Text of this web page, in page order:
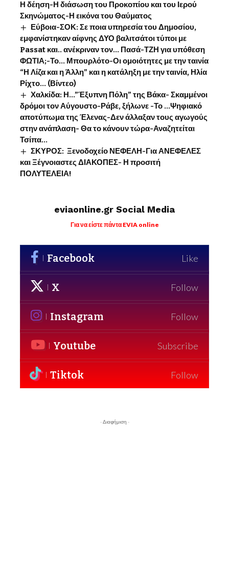
Η δέηση-Η διάσωση του Προκοπίου και του Ιερού
Σκηνώματος-Η εικόνα του Θαύματος
Εύβοια-ΣΟΚ: Σε ποια υπηρεσία του Δημοσίου,
εμφανίστηκαν αίφνης ΔΥΟ βαλιτσάτοι τύποι με
Passat και.. ανέκριναν τον… Πασά-ΤΖΗ για υπόθεση
ΦΩΤΙΑ;-Το… Μπουρλότο-Οι ομοιότητες με την ταινία
“Η Λίζα και η Άλλη” και η κατάληξη με την ταινία, Ηλία
Ρίχτο… (Βίντεο)
Χαλκίδα: Η…”Έξυπνη Πόλη” της Βάκα- Σκαμμένοι
δρόμοι τον Αύγουστο-Ράβε, ξήλωνε -Το …Ψηφιακό
αποτύπωμα της Έλενας-Δεν άλλαξαν τους αγωγούς
στην ανάπλαση- Θα το κάνουν τώρα-Αναζητείται
Τσίπα…
ΣΚΥΡΟΣ: Ξενοδοχείο ΝΕΦΕΛΗ-Για ΑΝΕΦΕΛΕΣ
και Ξέγνοιαστες ΔΙΑΚΟΠΕΣ- Η προσιτή
ΠΟΛΥΤΕΛΕΙΑ!
eviaonline.gr Social Media
Για να είστε πάντα EVIA online
Facebook Like
X Follow
Instagram Follow
Youtube Subscribe
Tiktok Follow
- Διαφήμιση -